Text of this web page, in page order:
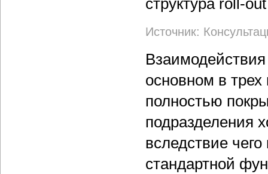
Источник:
основном в
полностью
подразделения
вследствие
стандартной